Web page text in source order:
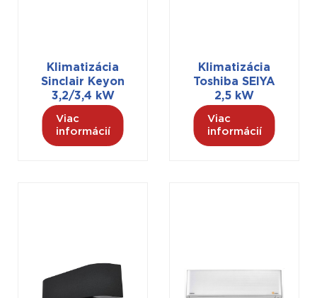
Klimatizácia
Sinclair Keyon
3,2/3,4 kW
Viac
informácií
Klimatizácia
Toshiba SEIYA
2,5 kW
Viac
informácií